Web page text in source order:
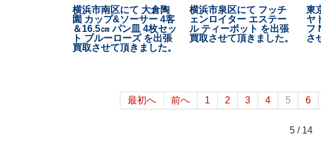
横浜市南区にて 大倉陶
園 カップ&ソーサー 4客
＆16.5㎝ パン皿 4枚セッ
ト ブルーローズ を出張
買取させて頂きました。
横浜市泉区にて フッチ
ェンロイター エステー
ル ティーポット を出張
買取させて頂きました。
東
ヤ
フ
さ
最初へ 前へ 1 2 3 4 5 6
5 / 14